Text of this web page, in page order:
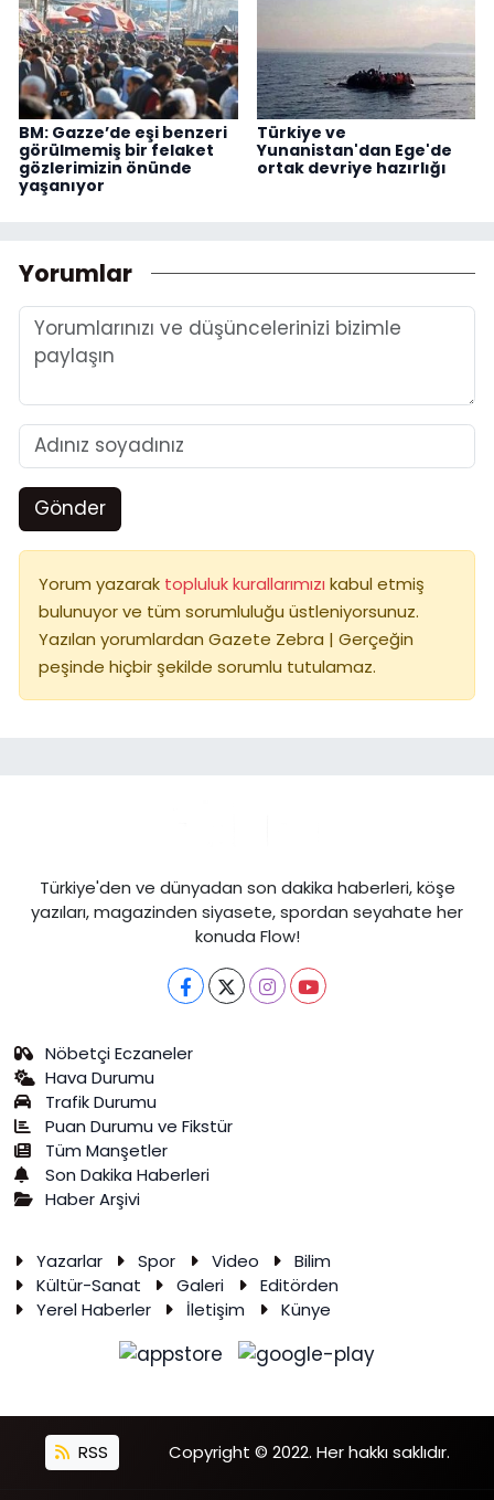
BM: Gazze’de eşi benzeri
görülmemiş bir felaket
gözlerimizin önünde
yaşanıyor
Türkiye ve
Yunanistan'dan Ege'de
ortak devriye hazırlığı
Yorumlar
Gönder
Yorum yazarak topluluk kurallarımızı kabul etmiş
bulunuyor ve tüm sorumluluğu üstleniyorsunuz.
Yazılan yorumlardan Gazete Zebra | Gerçeğin
peşinde hiçbir şekilde sorumlu tutulamaz.
Türkiye'den ve dünyadan son dakika haberleri, köşe
yazıları, magazinden siyasete, spordan seyahate her
konuda Flow!
Nöbetçi Eczaneler
Hava Durumu
Trafik Durumu
Puan Durumu ve Fikstür
Tüm Manşetler
Son Dakika Haberleri
Haber Arşivi
Yazarlar Spor Video
Bilim
Kültür-Sanat
Galeri
Editörden
Yerel Haberler
İletişim Künye
RSS Copyright © 2022. Her hakkı saklıdır.